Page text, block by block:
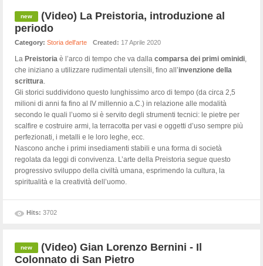
(Video) La Preistoria, introduzione al
periodo
Category: Storia dell'arte Created: 17 Aprile 2020
La Preistoria è l’arco di tempo che va dalla comparsa dei primi ominidi,
che iniziano a utilizzare rudimentali utensìli, fino all’invenzione della
scrittura.
Gli storici suddividono questo lunghissimo arco di tempo (da circa 2,5
milioni di anni fa fino al IV millennio a.C.) in relazione alle modalità
secondo le quali l’uomo si è servito degli strumenti tecnici: le pietre per
scalfire e costruire armi, la terracotta per vasi e oggetti d’uso sempre più
perfezionati, i metalli e le loro leghe, ecc.
Nascono anche i primi insediamenti stabili e una forma di società
regolata da leggi di convivenza. L’arte della Preistoria segue questo
progressivo sviluppo della civiltà umana, esprimendo la cultura, la
spiritualità e la creatività dell’uomo.
Hits: 3702
(Video) Gian Lorenzo Bernini - Il
Colonnato di San Pietro